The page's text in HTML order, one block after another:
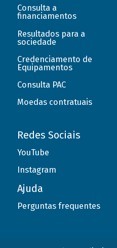
Consulta a
financiamentos
Resultados para a
sociedade
Credenciamento de
Equipamentos
Consulta PAC
Moedas contratuais
Redes Sociais
YouTube
Instagram
Ajuda
Perguntas frequentes